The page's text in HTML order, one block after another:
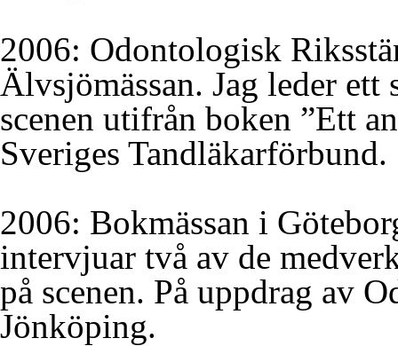
2006: Odontologisk
Älvsjömässan. Jag leder
scenen utifrån boken ”Ett
Sveriges Tandläkarförbund.
2006: Bokmässan i
intervjuar två av de
på scenen. På uppdrag av
Jönköping.